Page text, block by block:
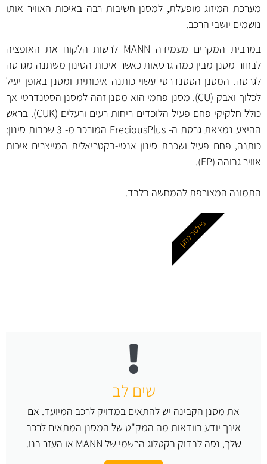
מערכת המיזוג מופעלת, למסנן חשיבות רבה באיכות האוויר אותו
נושמים יושבי הרכב.
במרבית המקרים מעמידה MANN לרשות הלקוח את האופציה
לבחור מסנן מבין כמה גרסאות כאשר איכות הסינון משתנה מגרסה
לגרסה. המסנן הסטנדרטי עשוי כותנה איכותית ומסנן באופן יעיל
לכלוך ואבק (CU). מסנן פחמי הוא מסנן זהה למסנן הסטנדרטי אך
כולל חלקיקי פחם פעיל הלוכדים ריחות רעים ורעלים (CUK). בראש
ההיצע נמצאת גרסת ה- FreciousPlus המורכב מ- 3 שכבות סינון:
כותנה, פחם פעיל ושכבת סינון אנטי-בקטריאלית המייצרים איכות
אוויר גבוהה (FP).
התמונה המצורפת להמחשה בלבד.
שים לב
את מסנן הקבינה יש להתאים במדויק לרכב המיועד. אם
אינך יודע בוודאות מה המק"ט של המסנן המתאים לרכב
שלך, נסה לבדוק בקטלוג הרשמי של MANN או העזר בנו.
פילטר מזגן